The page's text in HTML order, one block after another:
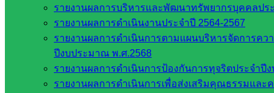
รายงานผลการบริหารและพัฒนาทรัพยากรบุคคลปร
รายงานผลการดำเนินงานประจำปี 2564-2567
รายงานผลการดำเนินการตามแผนบริหารจัดการค
ปีงบประมาณ พ.ศ.2568
รายงานผลการดำเนินการป้องกันการทุจริตประจำปี
รายงานผลการดำเนินการเพื่อส่งเสริมคุณธรรมแล
การ
อาชีวศึกษา
สำนักงาน
กรรมการ
การศึกษา